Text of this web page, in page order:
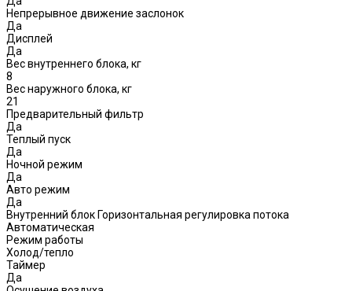
Непрерывное движение заслонок
Да
Дисплей
Да
Вес внутреннего блока, кг
8
Вес наружного блока, кг
21
Предварительный фильтр
Да
Теплый пуск
Да
Ночной режим
Да
Авто режим
Да
Внутренний блок Горизонтальная регулировка потока
Автоматическая
Режим работы
Холод/тепло
Таймер
Да